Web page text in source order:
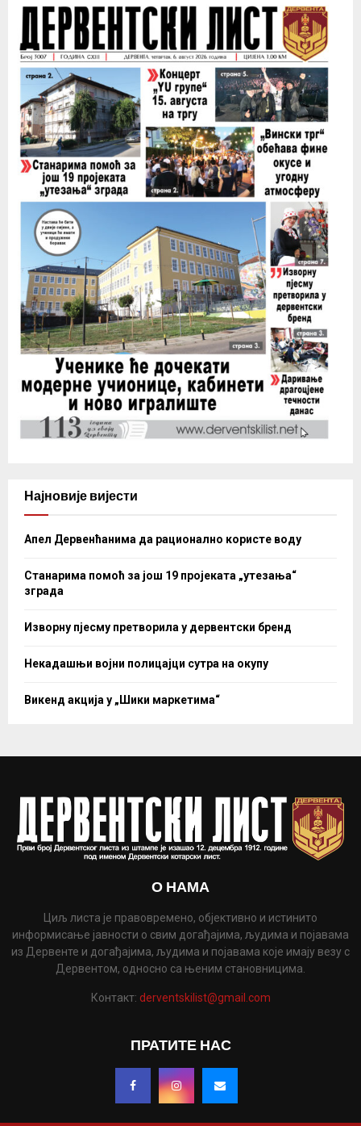
H
Најновије вијести
Апел Дервенћанима да рационално користе воду
Станарима помоћ за још 19 пројеката „утезања“
зграда
Изворну пјесму претворила у дервентски бренд
Некадашњи војни полицајци сутра на окупу
Викенд акција у „Шики маркетима“
О НАМА
Циљ листа је правовремено, објективно и истинито
информисање јавности о свим догађајима, људима и појавама
из Дервенте и догађајима, људима и појавама које имају везу с
Дервентом, односно са њеним становницима.
Контакт: derventskilist@gmail.com
ПРАТИТЕ НАС